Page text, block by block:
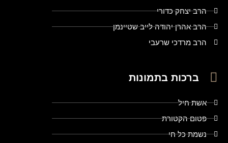
הרב יצחק כדורי
הרב אהרן יהודה לייב שטיינמן
הרב מרדכי שרעבי
ברכות בתמונות
אשת חיל
פטום הקטורת
נשמת כל חי